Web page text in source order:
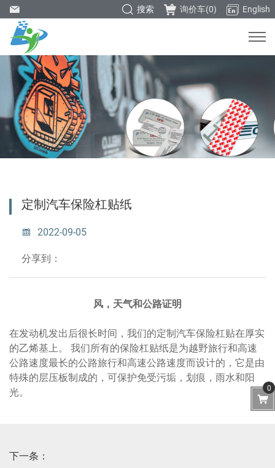
English
询价车(0)
搜索
定制汽车保险杠贴纸
2022-09-05
分享到：
风，天气和公路证明
在发动机发出后很长时间，我们的定制汽车保险杠贴在厚实
的乙烯基上。 我们所有的保险杠贴纸是为越野旅行和高速
公路速度最长的公路旅行和高速公路速度而设计的，它是由
特殊的层压板制成的，可保护免受污垢，划痕，雨水和阳
光。
下一条：
0